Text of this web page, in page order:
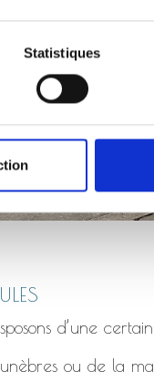
Statistiques
d’une
ou de la